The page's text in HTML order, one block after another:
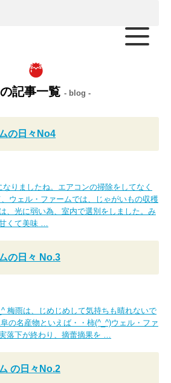
記事一覧 - blog -
の日々No4
りましたね。エアコンの掃除をしてなく
ウェル・ファームでは、じゃがいもの収穫
、光に弱い為、室内で選別をしました。み
くて美味 …
の日々 No.3
梅雨は、じめじめして気持ちも晴れないで
の名産物といえば・・柿(^_^)ウェル・ファ
落下が終わり、摘蕾摘果を …
の日々No.2